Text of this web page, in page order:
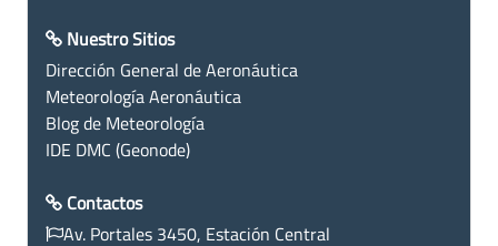
Nuestro Sitios
Dirección General de Aeronáutica
Meteorología Aeronáutica
Blog de Meteorología
IDE DMC (Geonode)
Contactos
Av. Portales 3450, Estación Central